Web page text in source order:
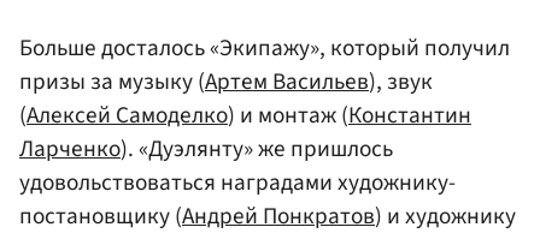
Больше досталось «Экипажу», который получил
призы за музыку (Артем Васильев), звук
(Алексей Самоделко) и монтаж (Константин
Ларченко). «Дуэлянту» же пришлось
удовольствоваться наградами художнику-
постановщику (Андрей Понкратов) и художнику